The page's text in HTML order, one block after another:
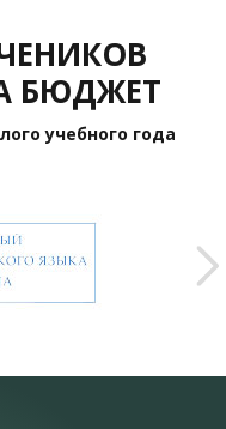
БЮДЖЕТ
учебного года